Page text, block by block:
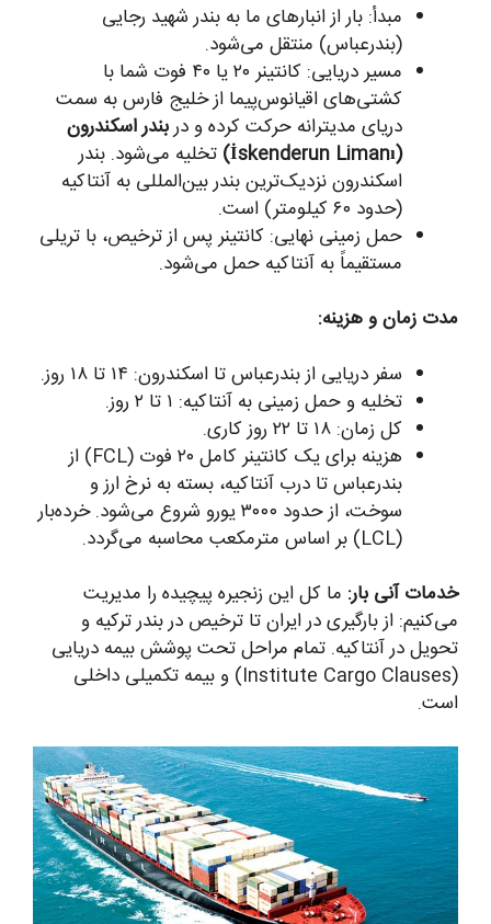
مبدأ: بار از انبارهای ما به بندر شهید رجایی
(بندرعباس) منتقل می‌شود.
مسیر دریایی: کانتینر ۲۰ یا ۴۰ فوت شما با
کشتی‌های اقیانوس‌پیما از خلیج فارس به سمت
دریای مدیترانه حرکت کرده و دربندر اسکندرون
(İskenderun Limanı)
تخلیه می‌شود. بندر
اسکندرون نزدیک‌ترین بندر بین‌المللی به آنتاکیه
(حدود ۶۰ کیلومتر) است.
حمل زمینی نهایی: کانتینر پس از ترخیص، با تریلی
مستقیماً به آنتاکیه حمل می‌شود.
مدت زمان و هزینه:
سفر دریایی از بندرعباس تا اسکندرون: ۱۴ تا ۱۸ روز.
تخلیه و حمل زمینی به آنتاکیه: ۱ تا ۲ روز.
کل زمان: ۱۸ تا ۲۲ روز کاری.
هزینه برای یک کانتینر کامل ۲۰ فوت (FCL) از
بندرعباس تا درب آنتاکیه، بسته به نرخ ارز و
سوخت، از حدود ۳۰۰۰ یورو شروع می‌شود. خرده‌بار
(LCL) بر اساس مترمکعب محاسبه می‌گردد.
خدمات آنی بار: ما کل این زنجیره پیچیده را مدیریت
می‌کنیم: از بارگیری در ایران تا ترخیص در بندر ترکیه و
تحویل در آنتاکیه. تمام مراحل تحت پوشش بیمه دریایی
(Institute Cargo Clauses) و بیمه تکمیلی داخلی
است.